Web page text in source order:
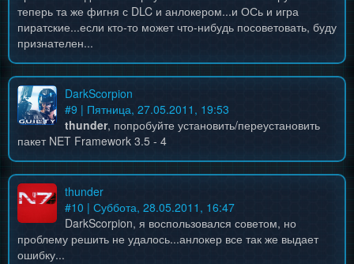
теперь та же фигня с DLC и анлокером...и ОСь и игра
пиратские...если кто-то может что-нибудь посоветовать, буду
признателен...
DarkScorpion
#9 | Пятница, 27.05.2011, 19:53
thunder, попробуйте установить/переустановить
пакет NET Framework 3.5 - 4
thunder
#10 | Суббота, 28.05.2011, 16:47
DarkScorpion, я воспользовался советом, но
проблему решить не удалось...анлокер все так же выдает
ошибку...